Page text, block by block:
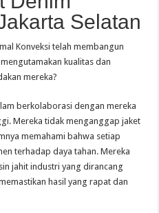
Selatan
Konveksi telah membangun
kualitas dan
mereka?
berkolaborasi dengan mereka
Mereka tidak menganggap jaket
memahami bahwa setiap
terhadap daya tahan. Mereka
jahit industri yang dirancang
hasil yang rapat dan